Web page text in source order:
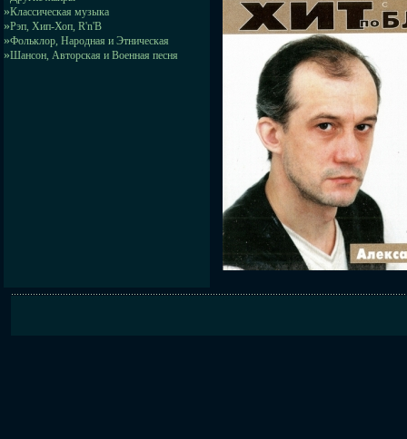
»Классическая музыка
»Рэп, Хип-Хоп, R'n'B
»Фольклор, Народная и Этническая
»Шансон, Авторская и Военная песня